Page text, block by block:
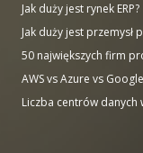
Jak duży jest rynek ERP?
Jak duży jest przemysł
50 największych firm
AWS vs Azure vs
Liczba centrów danych